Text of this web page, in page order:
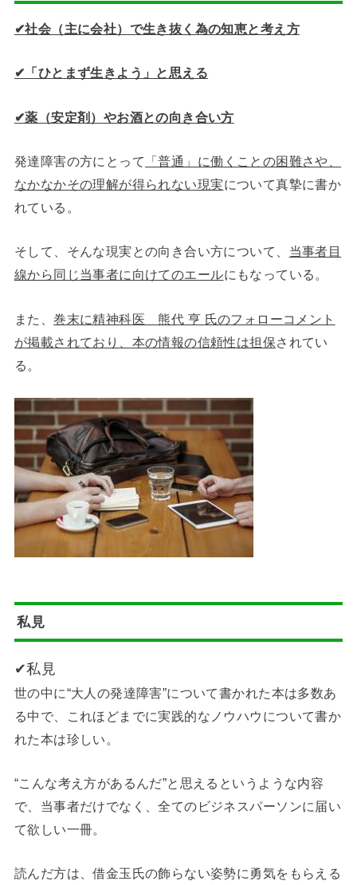
✔︎社会（主に会社）で生き抜く為の知恵と考え方
✔︎「ひとまず生きよう」と思える
✔︎薬（安定剤）やお酒との向き合い方
発達障害の方にとって
「普通」に働くことの困難さや、
なかなかその理解が得られない現実について真摯に書か
れている。
そして、そんな現実との向き合い方について、 当事者目
線から同じ当事者に向けてのエールにもなっている。
また、巻末に精神科医 熊代 亨 氏のフォローコメント
が掲載されており、本の情報の信頼性は担保されてい
る。
私見
✔︎私見
世の中に“大人の発達障害”について書かれた本は多数あ
る中で、これほどまでに実践的なノウハウについて書か
れた本は珍しい。
“こんな考え方があるんだ”と思えるというような内容
で、当事者だけでなく、全てのビジネスパーソンに届い
て欲しい一冊。
読んだ方は、借金玉氏の飾らない姿勢に勇気をもらえる